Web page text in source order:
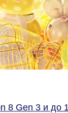
8 Gen 3 и до